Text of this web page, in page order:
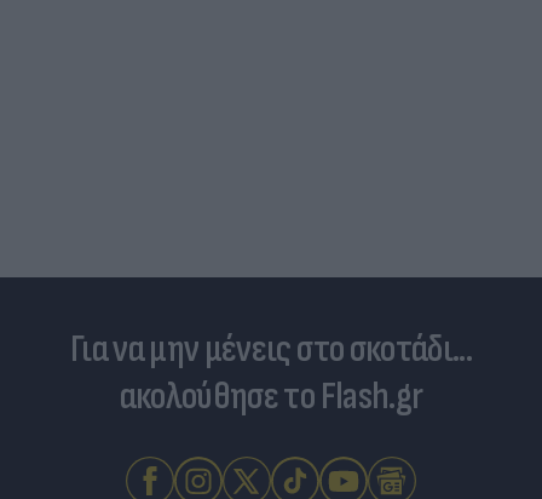
Για να μην μένεις στο σκοτάδι...
ακολούθησε το Flash.gr